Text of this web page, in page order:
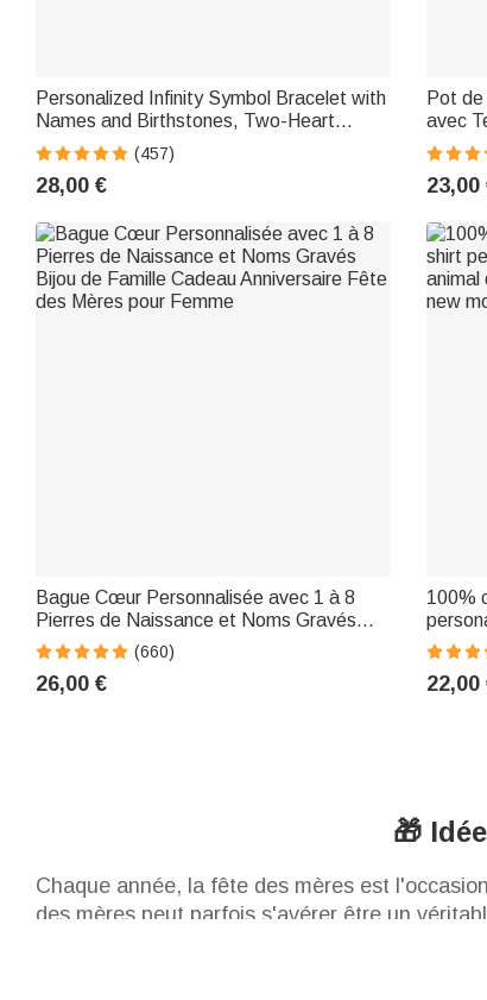
Personalized Infinity Symbol Bracelet with
Names and Birthstones, Two-Heart
Design—Birthday and Mother's Day Gift
for Women
(457)
28,00 €
Pot
avec
en
23,00
Bague Cœur Personnalisée avec 1 à 8
Pierres de Naissance et Noms Gravés
Bijou de Famille Cadeau Anniversaire Fête
des Mères pour Femme
(660)
26,00 €
100%
and
22,00
🎁
Chaque année, la fête des mères est
des mères peut parfois s'avérer être un
unique pour dénicher l'idee cadeau fete des